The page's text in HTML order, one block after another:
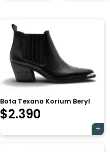
Bota Texana Korium Beryl
$2.390